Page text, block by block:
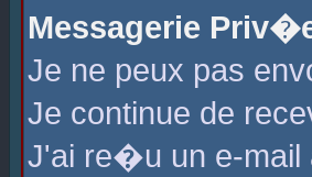
Messagerie
Je ne peux pas
Je continue de
J'ai re�u un e-mail